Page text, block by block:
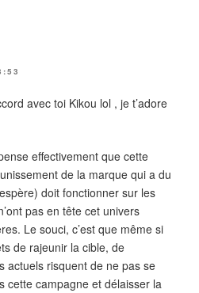
avec toi Kikou lol , je t’adore
effectivement que cette
de la marque qui a du
doit fonctionner sur les
pas en tête cet univers
Le souci, c’est que même si
de rajeunir la cible, de
actuels risquent de ne pas se
cette campagne et délaisser la